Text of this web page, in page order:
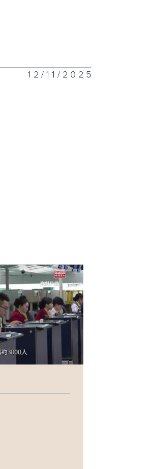
12/11/2025